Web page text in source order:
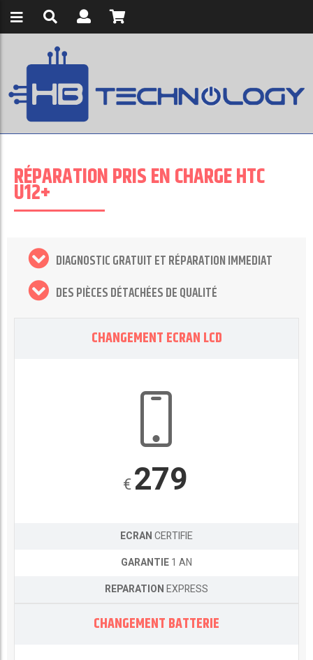
RÉPARATION PRIS EN CHARGE HTC
U12+
DIAGNOSTIC GRATUIT ET RÉPARATION IMMEDIAT
DES PIÈCES DÉTACHÉES DE QUALITÉ
CHANGEMENT ECRAN LCD
€279
ECRANCERTIFIE
GARANTIE1 AN
REPARATIONEXPRESS
CHANGEMENT BATTERIE